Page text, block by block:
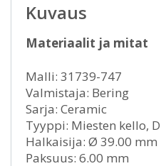
Kuvaus
Materiaalit ja mitat
Malli: 31739-747
Valmistaja: Bering
Sarja: Ceramic
Tyyppi: Miesten kello,
Halkaisija: Ø 39.00 mm
Paksuus: 6.00 mm